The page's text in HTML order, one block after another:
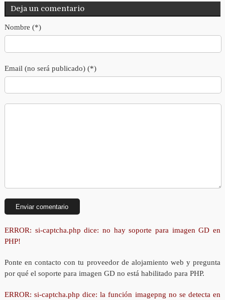
Deja un comentario
Nombre (*)
Email (no será publicado) (*)
ERROR: si-captcha.php dice: no hay soporte para imagen GD en
PHP!
Ponte en contacto con tu proveedor de alojamiento web y pregunta
por qué el soporte para imagen GD no está habilitado para PHP.
ERROR: si-captcha.php dice: la función imagepng no se detecta en